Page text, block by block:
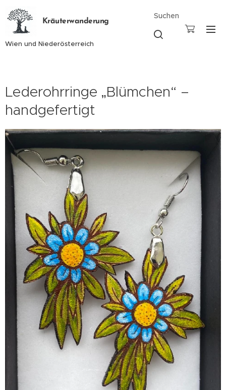
Kräuterwanderung
Wien und Niederösterreich
Suchen
Lederohrringe „Blümchen“ –
handgefertigt